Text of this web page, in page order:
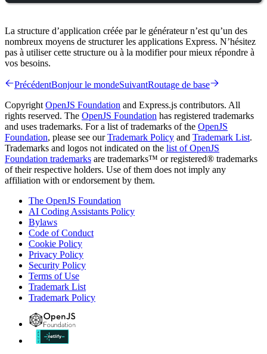
La structure d’application créée par le générateur n’est qu’un des
nombreux moyens de structurer les applications Express. N’hésitez
pas à utiliser cette structure ou à la modifier pour mieux répondre à
vos besoins.
PrécédentBonjour le mondeSuivantRoutage de base
Copyright OpenJS Foundation and Express.js contributors. All
rights reserved. The OpenJS Foundation has registered trademarks
and uses trademarks. For a list of trademarks of the OpenJS
Foundation, please see ourTrademark Policy and Trademark List.
Trademarks and logos not indicated on the list of OpenJS
Foundation trademarks are trademarks™ or registered® trademarks
of their respective holders. Use of them does not imply any
affiliation with or endorsement by them.
The OpenJS Foundation
AI Coding Assistants Policy
Bylaws
Code of Conduct
Cookie Policy
Privacy Policy
Security Policy
Terms of Use
Trademark List
Trademark Policy